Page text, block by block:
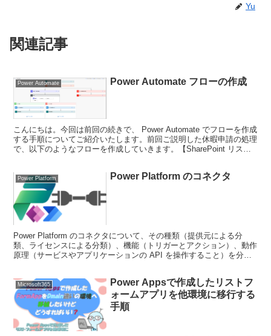
Yu
関連記事
Power Automate Power Automate フローの作成
こんにちは。今回は前回の続きで、 Power Automate でフローを作成
する手順についてご紹介いたします。前回ご説明した休暇申請の処理
で、以下のようなフローを作成していきます。【SharePoint リスト
Power Platform Power Platform のコネクタ
Power Platform のコネクタについて、その種類（提供元による分
類、ライセンスによる分類）、機能（トリガーとアクション）、動作
原理（サービスやアプリケーションの API を操作すること）を分か
Microsoft365
Power Appsで作成したリストフ
ォームアプリを他環境に移行する
手順